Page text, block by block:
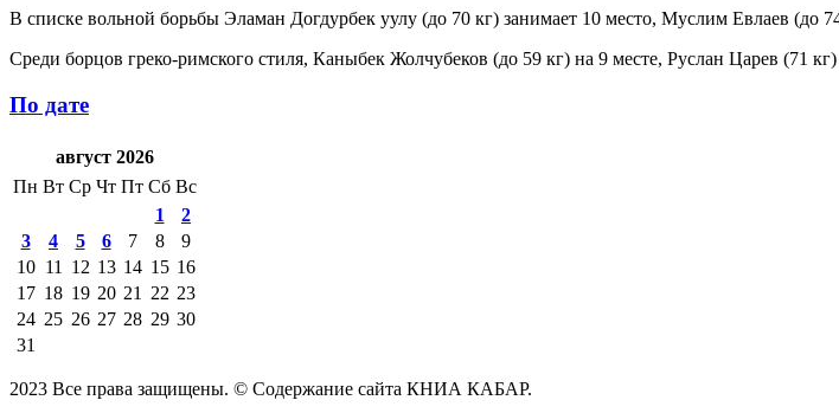
В списке вольной борьбы Эламан Догдурбек уулу (до 70 кг) занимает 10 место, Муслим Евлаев (до
Среди борцов греко-римского стиля, Каныбек Жолчубеков (до 59 кг) на 9 месте, Руслан Царев (71
По дате
август 2026
Пн Вт Ср Чт Пт Сб Вс
1
2
3
4 5 6 7 8
9
10 11 12 13 14 15 16
17 18 19 20 21 22 23
24 25 26 27 28 29 30
31
2023 Все права защищены. © Содержание сайта КНИА КАБАР.